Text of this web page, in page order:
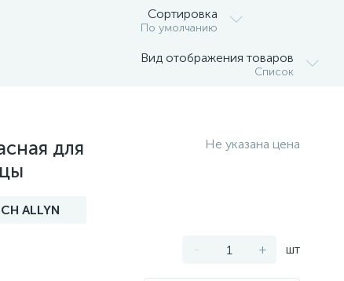
Сортировка
По умолчанию
Вид отображения товаров
Список
для
ALLYN
- + шт